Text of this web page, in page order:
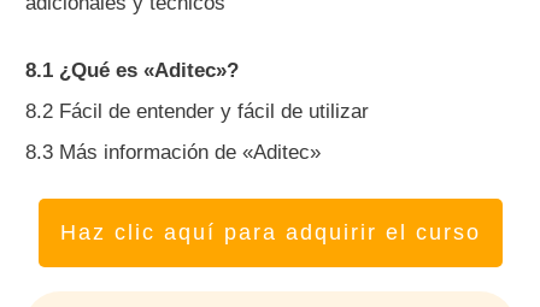
8.1 ¿Qué es «Aditec»?
8.2 Fácil de entender y fácil de utilizar
8.3 Más información de «Aditec»
Haz clic aquí para adquirir el curso